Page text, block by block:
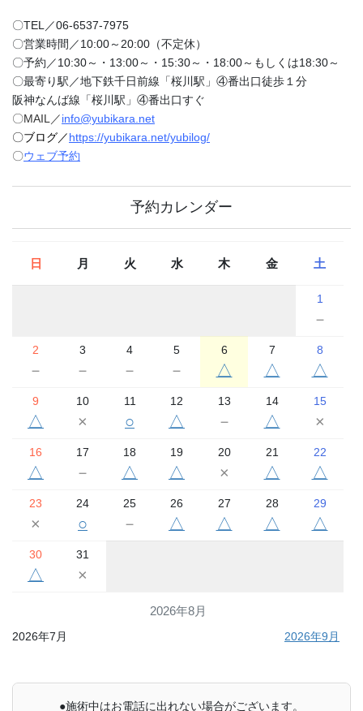
〇TEL／06-6537-7975
〇営業時間／10:00～20:00（不定休）
〇予約／10:30～・13:00～・15:30～・18:00～もしくは18:30～
〇最寄り駅／地下鉄千日前線「桜川駅」④番出口徒歩１分
阪神なんば線「桜川駅」④番出口すぐ
〇MAIL／info@yubikara.net
〇ブログ／https://yubikara.net/yubilog/
〇ウェブ予約
予約カレンダー
2026年8月
日 月 火 水 木 金 土
1
－
2
－
3
－
4
－
5
－
6
△
7
△
8
△
9
△
10
×
11
○
12
△
13
－
14
△
15
×
16
△
17
－
18
△
19
△
20
×
21
△
22
△
23
×
24
○
25
－
26
△
27
△
28
△
29
△
30
△
31
×
2026年7月 2026年9月
●施術中はお電話に出れない場合がございます。